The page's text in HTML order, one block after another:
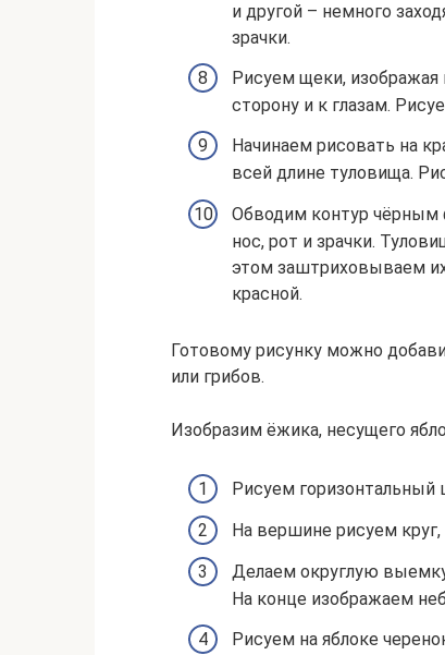
и другой – немного
зрачки.
Рисуем щеки, изображая
сторону и к глазам.
Начинаем рисовать на
всей длине туловища.
Обводим контур чёрным
нос, рот и зрачки.
этом заштриховываем
красной.
Готовому рисунку можно
или грибов.
Изобразим ёжика, несущего
Рисуем горизонтальный
На вершине рисуем круг,
Делаем округлую выемку
На конце изображаем
Рисуем на яблоке